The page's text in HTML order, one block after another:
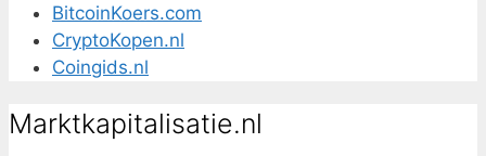
BitcoinKoers.com
CryptoKopen.nl
Coingids.nl
Marktkapitalisatie.nl